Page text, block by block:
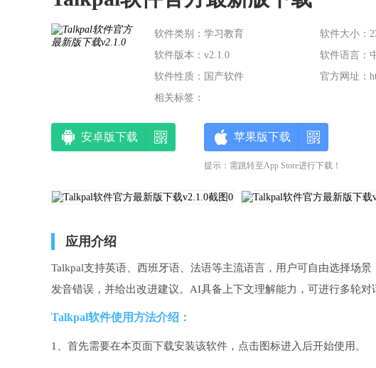
软件类别：学习教育 软件大小：
软件版本：v2.1.0
软件语言：
软件性质：国产软件
官方网址：
相关标签：
安卓版下载 苹果版下载
提示：需跳转至App Store进行下载！
应用介绍
Talkpal支持英语、西班牙语、法语等主流语言，用户可自由选择场
发音错误，并给出改进建议。AI具备上下文理解能力，可进行多轮对
Talkpal软件使用方法介绍：
1、首先需要在本页面下载安装该软件，点击图标进入后开始使用。